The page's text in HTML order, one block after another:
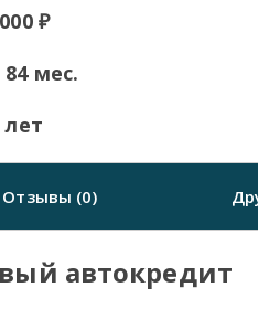
₽
мес.
лет
Отзывы (0)
автокредит